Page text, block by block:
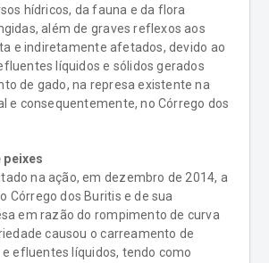
hídricos, da fauna e da flora
além de graves reflexos aos
e indiretamente afetados, devido ao
líquidos e sólidos gerados
de gado, na represa existente na
e consequentemente, no Córrego dos
peixes
na ação, em dezembro de 2014, a
Córrego dos Buritis e de sua
em razão do rompimento de curva
causou o carreamento de
efluentes líquidos, tendo como